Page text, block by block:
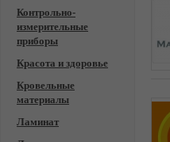
Контрольно-
измерительные
приборы
Красота и здоровье
Кровельные
материалы
Ламинат